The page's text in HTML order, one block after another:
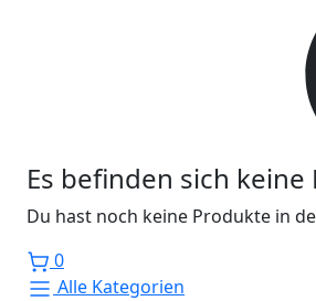
Es befinden sich
Du hast noch keine Produkte in
0
Alle Kategorien